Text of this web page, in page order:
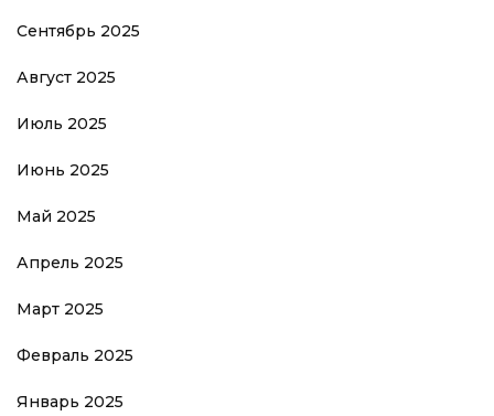
Сентябрь 2025
Август 2025
Июль 2025
Июнь 2025
Май 2025
Апрель 2025
Март 2025
Февраль 2025
Январь 2025